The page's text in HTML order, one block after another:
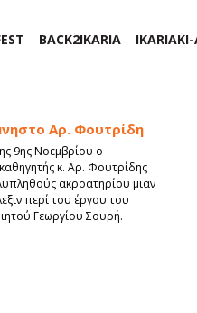
BACK2IKARIA
Αρ. Φουτρίδη
9ης Νοεμβρίου ο
καθηγητής κ. Αρ. Φουτρίδης
ακροατηρίου μιαν
περί του έργου του
Γεωργίου Σουρή.